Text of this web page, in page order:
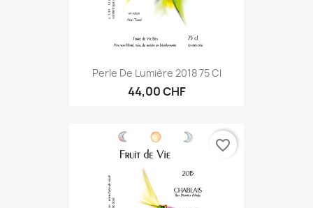
Perle De Lumière 2018 75 Cl
44,00 CHF
favorite_border